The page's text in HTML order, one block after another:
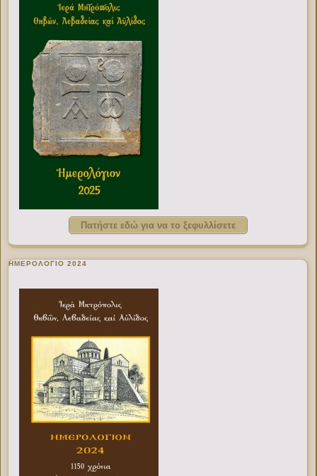
Πατήστε εδώ για να το ξεφυλλίσετε
ΗΜΕΡΟΛΟΓΙΟ 2024